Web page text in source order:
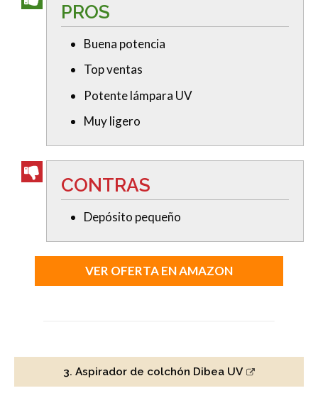
PROS
Buena potencia
Top ventas
Potente lámpara UV
Muy ligero
CONTRAS
Depósito pequeño
VER OFERTA EN AMAZON
3. Aspirador de colchón Dibea UV